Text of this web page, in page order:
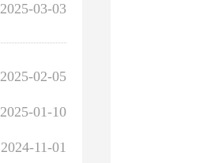
2025-03-03
2025-02-05
2025-01-10
2024-11-01